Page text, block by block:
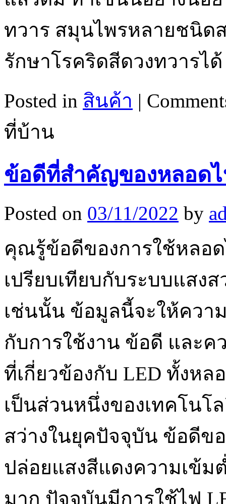
ทวาร สมุนไพรหลายชนิด
รักษาโรคริดสีดวงทวารได้
Posted in สินค้า |
ที่บ้าน
ข้อดีที่สำคัญของหลอด
Posted on 03/11/2022 by
คุณรู้ข้อดีของการใช้หลอด
เปรียบเทียบกับระบบแสง
เช่นนั้น ข้อมูลนี้จะให้ควา
กับการใช้งาน ข้อดี และ
ที่เกี่ยวข้องกับ LED ทั้งหล
เป็นส่วนหนึ่งของเทคโนโ
สว่างในยุคปัจจุบัน ข้อดีข
ปล่อยแสงสีแดงความเข้ม
มาก ปัจจุบันมีการใช้ไฟ